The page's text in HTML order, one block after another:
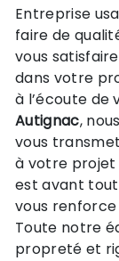
Entreprise
faire de
vous
dans votre
à l’écoute de
Autignac,
vous
à votre projet
est avant
vous
Toute notre
propreté et